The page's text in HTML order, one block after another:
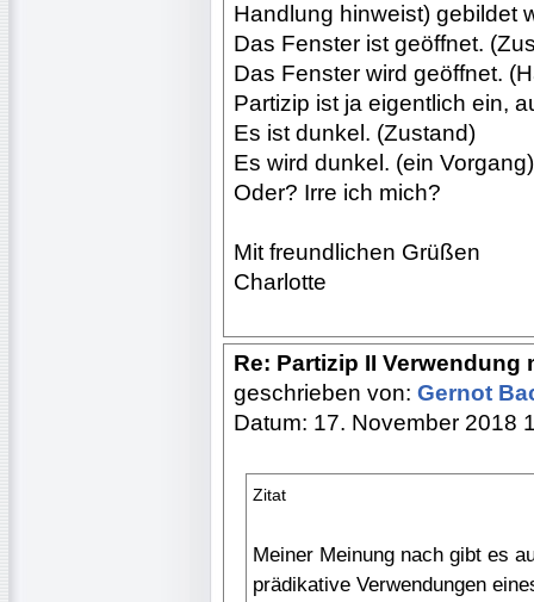
Handlung hinweist) gebildet
Das Fenster ist geöffnet.
Das Fenster wird geöffnet.
Partizip ist ja eigentlich ein,
Es ist dunkel. (Zustand)
Es wird dunkel. (ein Vorgang)
Oder? Irre ich mich?
Mit freundlichen Grüßen
Charlotte
Re: Partizip II Verwendung
geschrieben von: Gernot
Datum: 17. November 2018
Zitat
Meiner Meinung nach gibt es
prädikative Verwendungen